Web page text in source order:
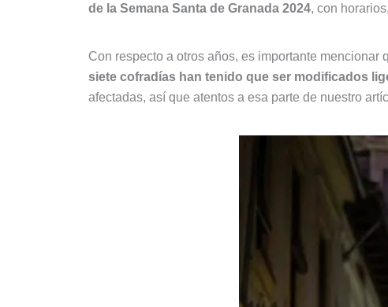
de la Semana Santa de Granada 2024, con
Con respecto a otros años, es importante
siete cofradías han tenido que ser modificados
afectadas, así que atentos a esa parte de nuestro